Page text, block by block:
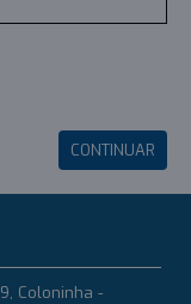
CONTINUAR
Coloninha -